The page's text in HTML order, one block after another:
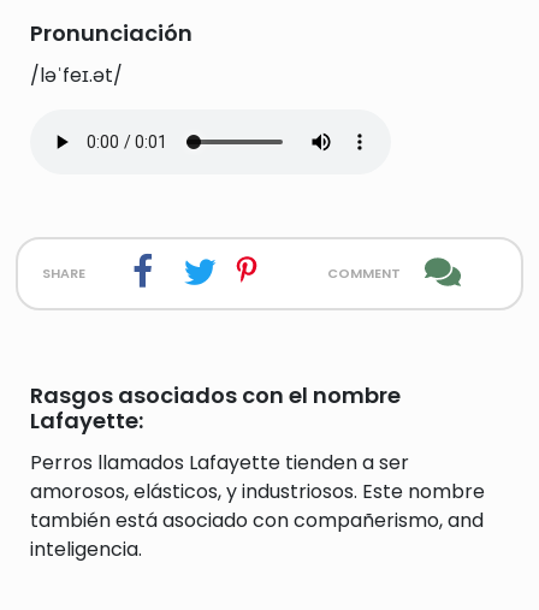
Pronunciación
/ləˈfeɪ.ət/
share comment
Rasgos asociados con el nombre
Lafayette:
Perros llamados Lafayette tienden a ser
amorosos, elásticos, y industriosos. Este nombre
también está asociado con compañerismo, and
inteligencia.